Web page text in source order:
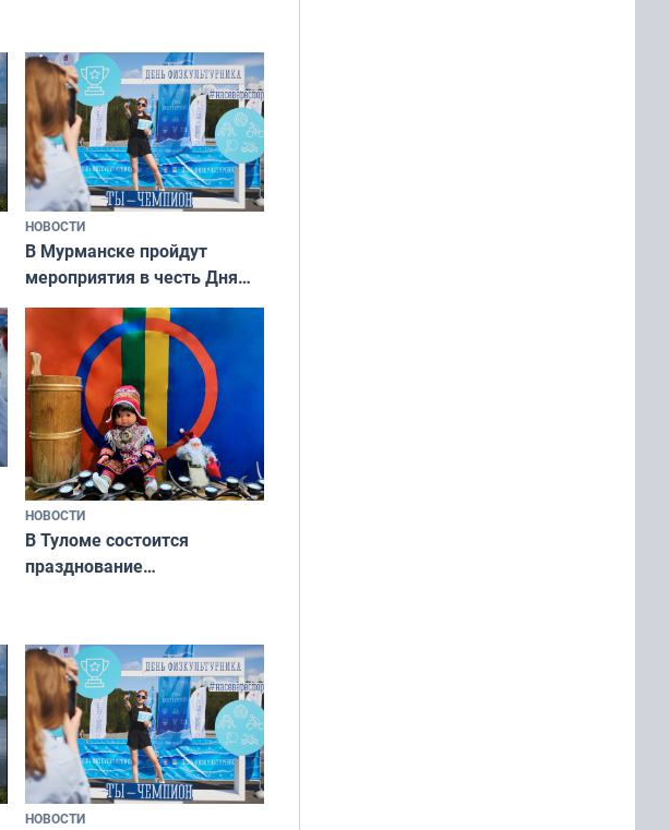
НОВОСТИ
В Мурманске пройдут
мероприятия в честь Дня
физкультурника
НОВОСТИ
В Туломе состоится
празднование
НОВОСТИ